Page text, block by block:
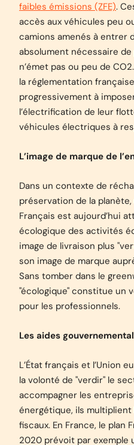
faibles émissions (ZFE).
accès aux véhicules peu
camions amenés à entrer
absolument nécessaire
n’émet pas ou peu de
la réglementation
progressivement à
l’électrification de leur
véhicules électriques à
L’image de marque de
Dans un contexte de
préservation de la
Français est aujourd’hui
écologique des activités
image de livraison plus
son image de marque
Sans tomber dans le
"écologique" constitue un
pour les professionnels.
Les aides
L’État français et l’Union
la volonté de "verdir" le
accompagner les
énergétique, ils
fiscaux. En France, le plan
2020 prévoit par exemple